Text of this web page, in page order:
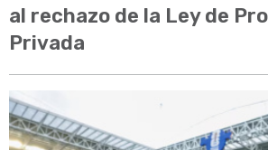
al rechazo de la Ley de
Privada